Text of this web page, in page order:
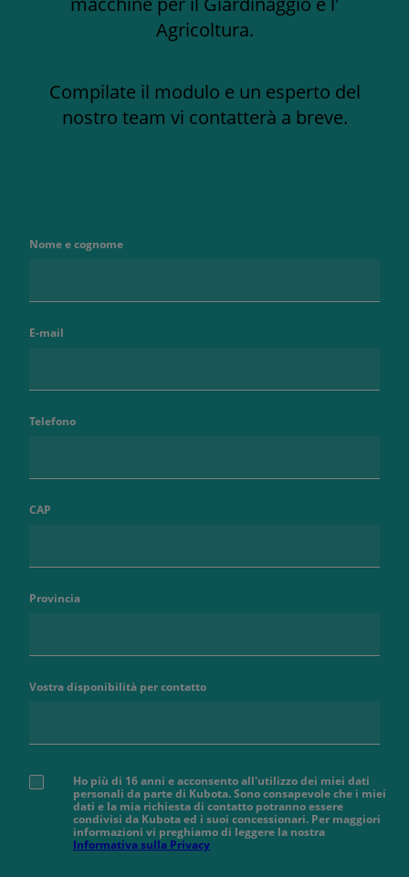
Agricoltura.
Compilate il modulo e un esperto del
nostro team vi contatterà a breve.
Nome e cognome
E-mail
Telefono
CAP
Provincia
Vostra disponibilità per contatto
Ho più di 16 anni e acconsento all'utilizzo dei miei dati
personali da parte di Kubota. Sono consapevole che i miei
dati e la mia richiesta di contatto potranno essere
condivisi da Kubota ed i suoi concessionari. Per maggiori
informazioni vi preghiamo di leggere la nostra
Informativa sulla Privacy